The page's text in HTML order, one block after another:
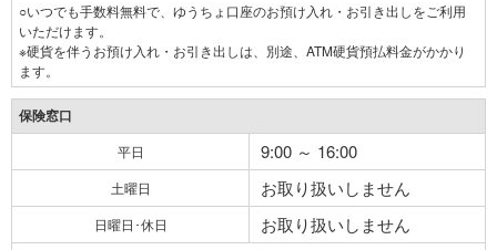
○いつでも手数料無料で、ゆうちょ口座のお預け入れ・お引き出しをご利用
いただけます。
※硬貨を伴うお預け入れ・お引き出しは、別途、ATM硬貨預払料金がかかり
ます。
保険窓口
平日 9:00 ～ 16:00
土曜日 お取り扱いしません
日曜日･休日 お取り扱いしません